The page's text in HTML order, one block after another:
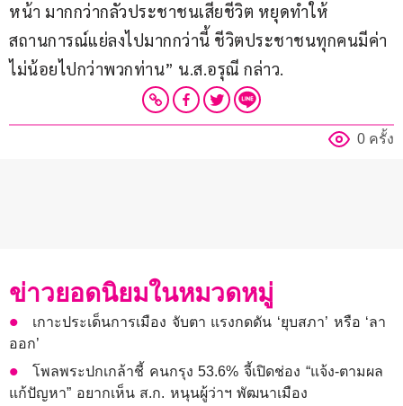
หน้า มากกว่ากลัวประชาชนเสียชีวิต หยุดทำให้
สถานการณ์แย่ลงไปมากกว่านี้ ชีวิตประชาชนทุกคนมีค่า
ไม่น้อยไปกว่าพวกท่าน” น.ส.อรุณี กล่าว.
0 ครั้ง
ข่าวยอดนิยมในหมวดหมู่
เกาะประเด็นการเมือง จับตา แรงกดดัน ‘ยุบสภา’ หรือ ‘ลา
ออก’
โพลพระปกเกล้าชี้ คนกรุง 53.6% จี้เปิดช่อง “แจ้ง-ตามผล
แก้ปัญหา” อยากเห็น ส.ก. หนุนผู้ว่าฯ พัฒนาเมือง